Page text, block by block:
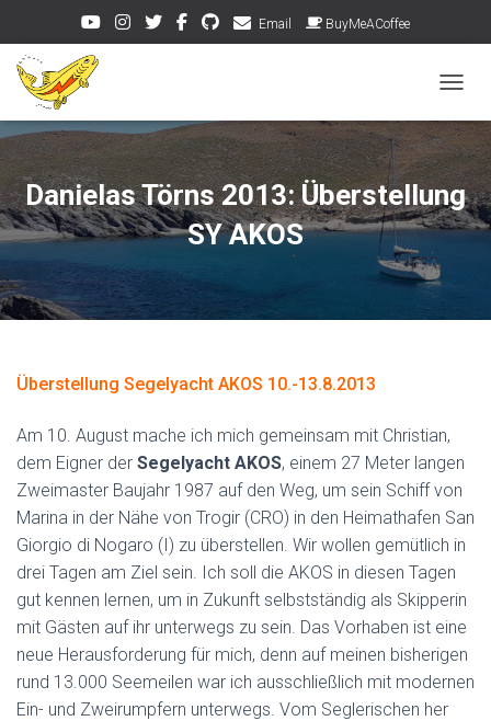
Email BuyMeACoffee
Danielas Törns 2013: Überstellung
SY AKOS
Überstellung Segelyacht AKOS 10.-13.8.2013
Am 10. August mache ich mich gemeinsam mit Christian,
dem Eigner der Segelyacht AKOS, einem 27 Meter langen
Zweimaster Baujahr 1987 auf den Weg, um sein Schiff von
Marina in der Nähe von Trogir (CRO) in den Heimathafen San
Giorgio di Nogaro (I) zu überstellen. Wir wollen gemütlich in
drei Tagen am Ziel sein. Ich soll die AKOS in diesen Tagen
gut kennen lernen, um in Zukunft selbstständig als Skipperin
mit Gästen auf ihr unterwegs zu sein. Das Vorhaben ist eine
neue Herausforderung für mich, denn auf meinen bisherigen
rund 13.000 Seemeilen war ich ausschließlich mit modernen
Ein- und Zweirumpfern unterwegs. Vom Seglerischen her